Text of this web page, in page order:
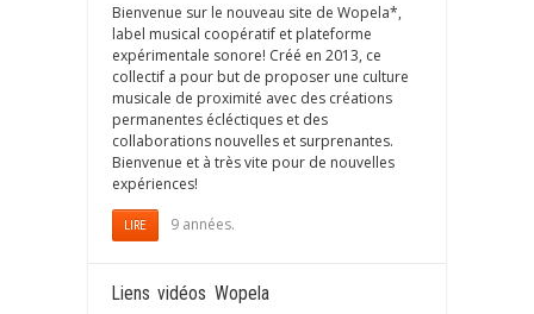
Bienvenue sur le nouveau site de Wopela*,
label musical coopératif et plateforme
expérimentale sonore! Créé en 2013, ce
collectif a pour but de proposer une culture
musicale de proximité avec des créations
permanentes écléctiques et des
collaborations nouvelles et surprenantes.
Bienvenue et à très vite pour de nouvelles
expériences!
LIRE 9 années.
Liens vidéos Wopela